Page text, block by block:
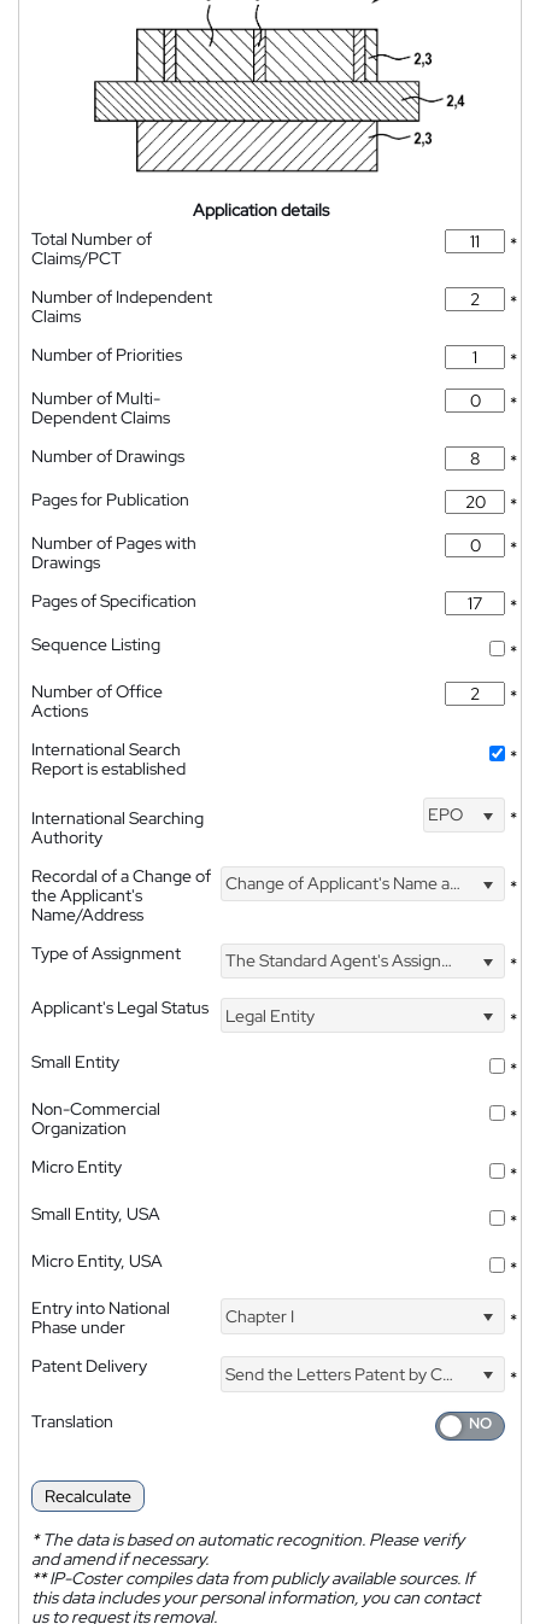
Application details
Total Number of
Claims/PCT
*
Number of Independent
Claims
*
Number of Priorities
*
Number of Multi-
Dependent Claims
*
Number of Drawings
*
Pages for Publication
*
Number of Pages with
Drawings
*
Pages of Specification
*
Sequence Listing
*
Number of Office
Actions
*
International Search
Report is established
*
International Searching
Authority
EPO *
Recordal of a Change of
the Applicant's
Name/Address
Change of Applicant's Name and Address *
Type of Assignment The Standard Agent's Assignment
*
Applicant's Legal Status
Legal Entity
*
Small Entity
*
Non-Commercial
Organization
*
Micro Entity
*
Small Entity, USA
*
Micro Entity, USA
*
Entry into National
Phase under
Chapter I *
Patent Delivery Send the Letters Patent by Courier
*
Translation
Recalculate
*The data is based on automatic recognition. Please verify
and amend if necessary.
**IP-Coster compiles data from publicly available sources. If
this data includes your personal information, you can contact
us to request its removal.